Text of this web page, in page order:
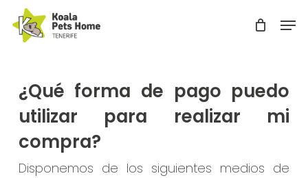
main
¿Qué forma de pago puedo
utilizar para realizar mi
compra?
Disponemos de los siguientes medios de